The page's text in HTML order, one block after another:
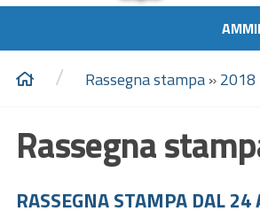
/ Rassegna stampa»2018
Rassegna
RASSEGNA STAMPA DAL